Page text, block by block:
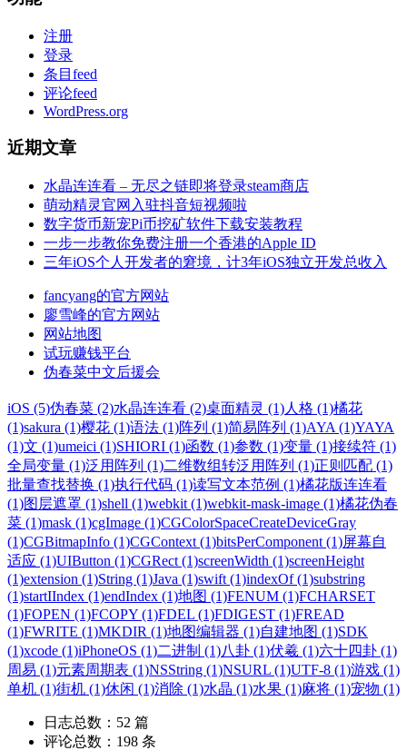
注册
登录
条目feed
评论feed
WordPress.org
近期文章
水晶连连看 – 无尽之链即将登录steam商店
萌动精灵官网入驻抖音短视频啦
数字货币新宠Pi币挖矿软件下载安装教程
一步一步教你免费注册一个香港的Apple ID
三年iOS个人开发者的窘境，计3年iOS独立开发总收入
fancyang的官方网站
廖雪峰的官方网站
网站地图
试玩赚钱平台
伪春菜中文后援会
iOS (5)伪春菜 (2)水晶连连看 (2)桌面精灵 (1)人格 (1)橘花
(1)sakura (1)樱花 (1)语法 (1)阵列 (1)简易阵列 (1)AYA (1)YAYA
(1)文 (1)umeici (1)SHIORI (1)函数 (1)参数 (1)变量 (1)接续符 (1)
全局变量 (1)泛用阵列 (1)二维数组转泛用阵列 (1)正则匹配 (1)
批量查找替换 (1)执行代码 (1)读写文本范例 (1)橘花版连连看
(1)图层遮罩 (1)shell (1)webkit (1)webkit-mask-image (1)橘花伪春
菜 (1)mask (1)cgImage (1)CGColorSpaceCreateDeviceGray
(1)CGBitmapInfo (1)CGContext (1)bitsPerComponent (1)屏幕自
适应 (1)UIButton (1)CGRect (1)screenWidth (1)screenHeight
(1)extension (1)String (1)Java (1)swift (1)indexOf (1)substring
(1)startIIndex (1)endIndex (1)地图 (1)FENUM (1)FCHARSET
(1)FOPEN (1)FCOPY (1)FDEL (1)FDIGEST (1)FREAD
(1)FWRITE (1)MKDIR (1)地图编辑器 (1)自建地图 (1)SDK
(1)xcode (1)iPhoneOS (1)二进制 (1)八卦 (1)伏羲 (1)六十四卦 (1)
周易 (1)元素周期表 (1)NSString (1)NSURL (1)UTF-8 (1)游戏 (1)
单机 (1)街机 (1)休闲 (1)消除 (1)水晶 (1)水果 (1)麻将 (1)宠物 (1)
日志总数： 52 篇
评论总数： 198 条